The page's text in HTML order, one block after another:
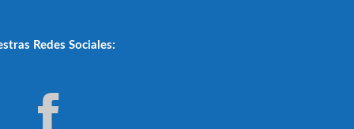
Redes Sociales: